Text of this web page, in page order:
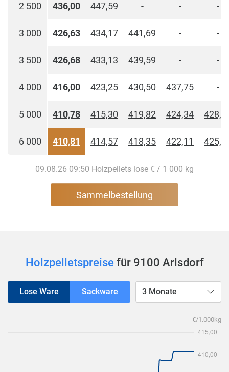
2 500 436,00 447,59 - - -
3 000 426,63 434,17 441,69 - -
3 500 426,68 433,13 439,59 - -
4 000 416,00 423,25 430,50 437,75 -
5 000 410,78 415,30 419,82 424,34
6 000 410,81 414,57 418,35 422,11
09.08.26 09:50 Holzpellets lose € / 1 000 kg
Sammelbestellung
Holzpelletspreise für 9100 Arlsdorf
Lose Ware Sackware 3 Monate
€/1.000kg